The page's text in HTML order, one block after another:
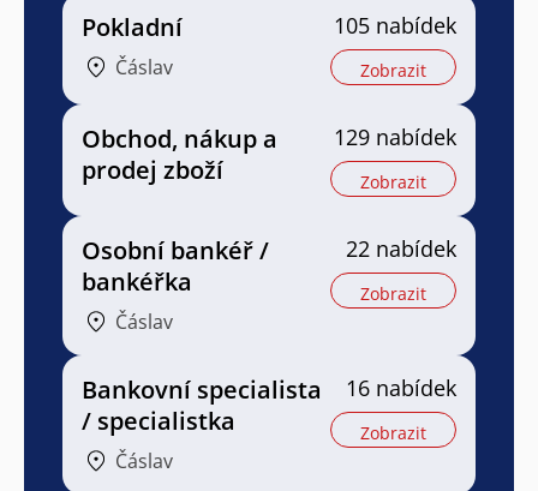
Pokladní
Čáslav
105 nabídek
Zobrazit
Obchod, nákup a
prodej zboží
129 nabídek
Zobrazit
Osobní bankéř /
bankéřka
Čáslav
22 nabídek
Zobrazit
Bankovní specialista
/ specialistka
Čáslav
16 nabídek
Zobrazit